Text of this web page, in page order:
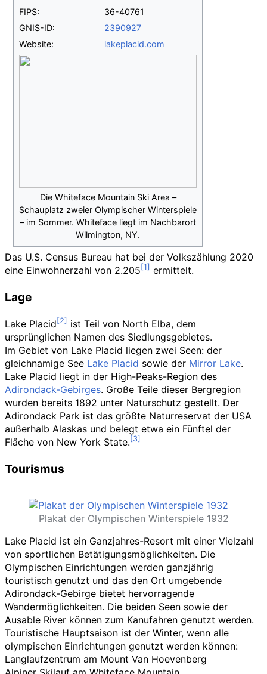
FIPS:
36-40761
GNIS-ID:
2390927
Website:
lakeplacid.com
Die Whiteface Mountain Ski Area –
Schauplatz zweier Olympischer Winterspiele
– im Sommer. Whiteface liegt im Nachbarort
Wilmington, NY.
Das U.S. Census Bureau hat bei der Volkszählung 2020
eine Einwohnerzahl von 2.205
ermittelt.
Lage
Lake Placid ist Teil von North Elba, dem
ursprünglichen Namen des Siedlungsgebietes.
Im Gebiet von Lake Placid liegen zwei Seen: der
gleichnamige See Lake Placid sowie der Mirror Lake.
Lake Placid liegt in der High-Peaks-Region des
Adirondack-Gebirges. Große Teile dieser Bergregion
wurden bereits 1892 unter Naturschutz gestellt. Der
Adirondack Park ist das größte Naturreservat der USA
außerhalb Alaskas und belegt etwa ein Fünftel der
Fläche von New York State.
Tourismus
Plakat der Olympischen Winterspiele 1932
Lake Placid ist ein Ganzjahres-Resort mit einer Vielzahl
von sportlichen Betätigungsmöglichkeiten. Die
Olympischen Einrichtungen werden ganzjährig
touristisch genutzt und das den Ort umgebende
Adirondack-Gebirge bietet hervorragende
Wandermöglichkeiten. Die beiden Seen sowie der
Ausable River können zum Kanufahren genutzt werden.
Touristische Hauptsaison ist der Winter, wenn alle
olympischen Einrichtungen genutzt werden können:
Langlaufzentrum am Mount Van Hoevenberg